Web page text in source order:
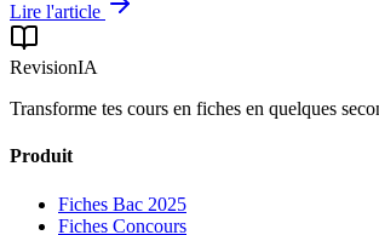
Lire l'article
RevisionIA
Transforme tes cours en fiches en quelques
Produit
Fiches Bac 2025
Fiches Concours